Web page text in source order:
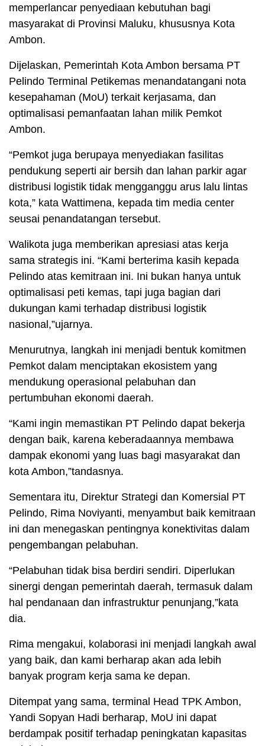
memperlancar penyediaan kebutuhan bagi
masyarakat di Provinsi Maluku, khususnya Kota
Ambon.
Dijelaskan, Pemerintah Kota Ambon bersama PT
Pelindo Terminal Petikemas menandatangani nota
kesepahaman (MoU) terkait kerjasama, dan
optimalisasi pemanfaatan lahan milik Pemkot
Ambon.
“Pemkot juga berupaya menyediakan fasilitas
pendukung seperti air bersih dan lahan parkir agar
distribusi logistik tidak mengganggu arus lalu lintas
kota,” kata Wattimena, kepada tim media center
seusai penandatangan tersebut.
Walikota juga memberikan apresiasi atas kerja
sama strategis ini. “Kami berterima kasih kepada
Pelindo atas kemitraan ini. Ini bukan hanya untuk
optimalisasi peti kemas, tapi juga bagian dari
dukungan kami terhadap distribusi logistik
nasional,”ujarnya.
Menurutnya, langkah ini menjadi bentuk komitmen
Pemkot dalam menciptakan ekosistem yang
mendukung operasional pelabuhan dan
pertumbuhan ekonomi daerah.
“Kami ingin memastikan PT Pelindo dapat bekerja
dengan baik, karena keberadaannya membawa
dampak ekonomi yang luas bagi masyarakat dan
kota Ambon,”tandasnya.
Sementara itu, Direktur Strategi dan Komersial PT
Pelindo, Rima Noviyanti, menyambut baik kemitraan
ini dan menegaskan pentingnya konektivitas dalam
pengembangan pelabuhan.
“Pelabuhan tidak bisa berdiri sendiri. Diperlukan
sinergi dengan pemerintah daerah, termasuk dalam
hal pendanaan dan infrastruktur penunjang,”kata
dia.
Rima mengakui, kolaborasi ini menjadi langkah awal
yang baik, dan kami berharap akan ada lebih
banyak program kerja sama ke depan.
Ditempat yang sama, terminal Head TPK Ambon,
Yandi Sopyan Hadi berharap, MoU ini dapat
berdampak positif terhadap peningkatan kapasitas